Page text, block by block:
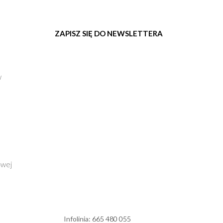
ZAPISZ SIĘ DO NEWSLETTERA
Infolinia: 665 480 055